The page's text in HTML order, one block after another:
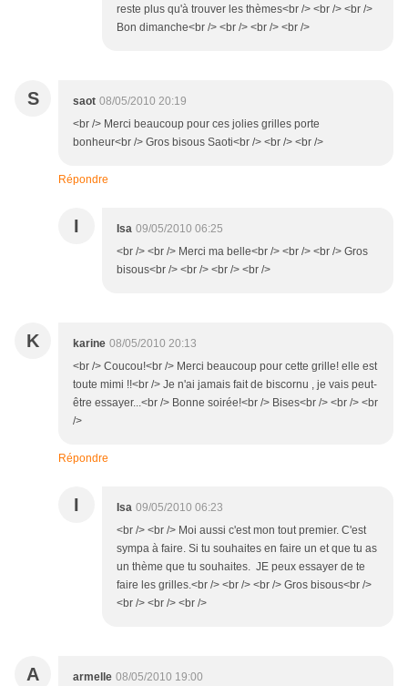
reste plus qu'à trouver les thèmes<br /> <br /> <br />
Bon dimanche<br /> <br /> <br /> <br />
S saot 08/05/2010 20:19
<br /> Merci beaucoup pour ces jolies grilles porte
bonheur<br /> Gros bisous Saoti<br /> <br /> <br />
Répondre
I Isa 09/05/2010 06:25
<br /> <br /> Merci ma belle<br /> <br /> <br /> Gros
bisous<br /> <br /> <br /> <br />
K karine 08/05/2010 20:13
<br /> Coucou!<br /> Merci beaucoup pour cette grille! elle est
toute mimi !!<br /> Je n'ai jamais fait de biscornu , je vais peut-
être essayer...<br /> Bonne soirée!<br /> Bises<br /> <br /> <br
/>
Répondre
I Isa 09/05/2010 06:23
<br /> <br /> Moi aussi c'est mon tout premier. C'est
sympa à faire. Si tu souhaites en faire un et que tu as
un thème que tu souhaites. JE peux essayer de te
faire les grilles.<br /> <br /> <br /> Gros bisous<br />
<br /> <br /> <br />
A armelle 08/05/2010 19:00